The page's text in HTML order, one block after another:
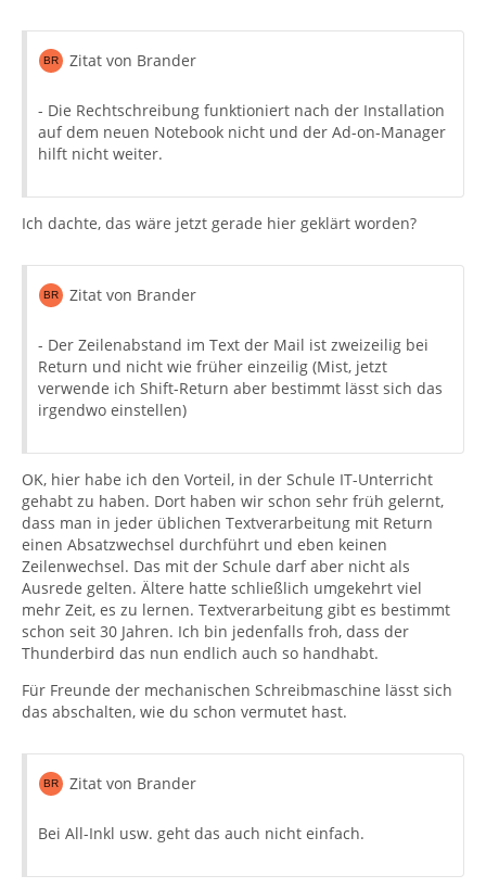
Zitat von Brander
- Die Rechtschreibung funktioniert nach der Installation
auf dem neuen Notebook nicht und der Ad-on-Manager
hilft nicht weiter.
Ich dachte, das wäre jetzt gerade hier geklärt worden?
Zitat von Brander
- Der Zeilenabstand im Text der Mail ist zweizeilig bei
Return und nicht wie früher einzeilig (Mist, jetzt
verwende ich Shift-Return aber bestimmt lässt sich das
irgendwo einstellen)
OK, hier habe ich den Vorteil, in der Schule IT-Unterricht
gehabt zu haben. Dort haben wir schon sehr früh gelernt,
dass man in jeder üblichen Textverarbeitung mit Return
einen Absatzwechsel durchführt und eben keinen
Zeilenwechsel. Das mit der Schule darf aber nicht als
Ausrede gelten. Ältere hatte schließlich umgekehrt viel
mehr Zeit, es zu lernen. Textverarbeitung gibt es bestimmt
schon seit 30 Jahren. Ich bin jedenfalls froh, dass der
Thunderbird das nun endlich auch so handhabt.
Für Freunde der mechanischen Schreibmaschine lässt sich
das abschalten, wie du schon vermutet hast.
Zitat von Brander
Bei All-Inkl usw. geht das auch nicht einfach.